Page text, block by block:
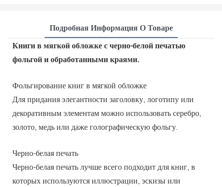
Подробная Информация О Товаре
Книги в мягкой обложке с черно-белой печатью
фольгой и обработанными краями.
Фольгирование книг в мягкой обложке
Для придания элегантности заголовку, логотипу или
декоративным элементам можно использовать серебро,
золото, медь или даже голографическую фольгу.
Черно-белая печать
Черно-белая печать лучше всего подходит для книг, в
которых используются иллюстрации, эскизы или